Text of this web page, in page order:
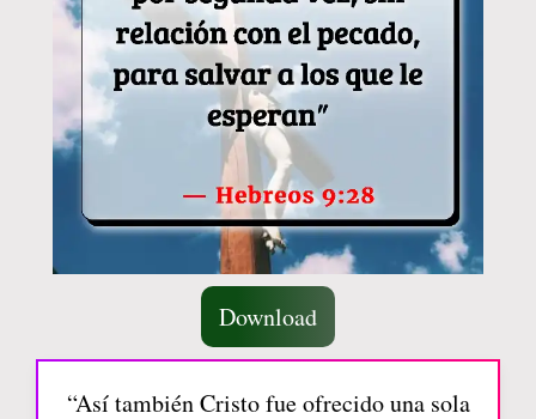
Download
“Así también Cristo fue ofrecido una sola